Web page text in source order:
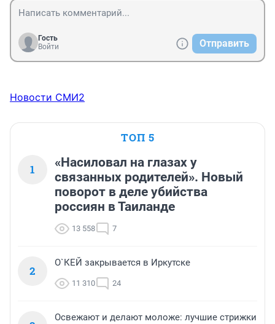
Гость
Войти
Отправить
Новости СМИ2
ТОП 5
1
«Насиловал на глазах у
связанных родителей». Новый
поворот в деле убийства
россиян в Таиланде
13 558 7
2
О`КЕЙ закрывается в Иркутске
11 310 24
Освежают и делают моложе: лучшие стрижки